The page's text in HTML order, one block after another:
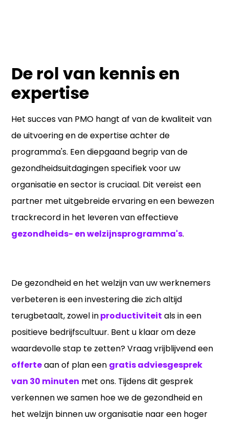
De rol van kennis en
expertise
Het succes van PMO hangt af van de kwaliteit van
de uitvoering en de expertise achter de
programma's. Een diepgaand begrip van de
gezondheidsuitdagingen specifiek voor uw
organisatie en sector is cruciaal. Dit vereist een
partner met uitgebreide ervaring en een bewezen
trackrecord in het leveren van effectieve
gezondheids- en welzijnsprogramma's.
De gezondheid en het welzijn van uw werknemers
verbeteren is een investering die zich altijd
terugbetaalt, zowel inproductiviteit als in een
positieve bedrijfscultuur. Bent u klaar om deze
waardevolle stap te zetten? Vraag vrijblijvend een
offerteaan of plan een gratis adviesgesprek
van 30 minuten met ons. Tijdens dit gesprek
verkennen we samen hoe we de gezondheid en
het welzijn binnen uw organisatie naar een hoger